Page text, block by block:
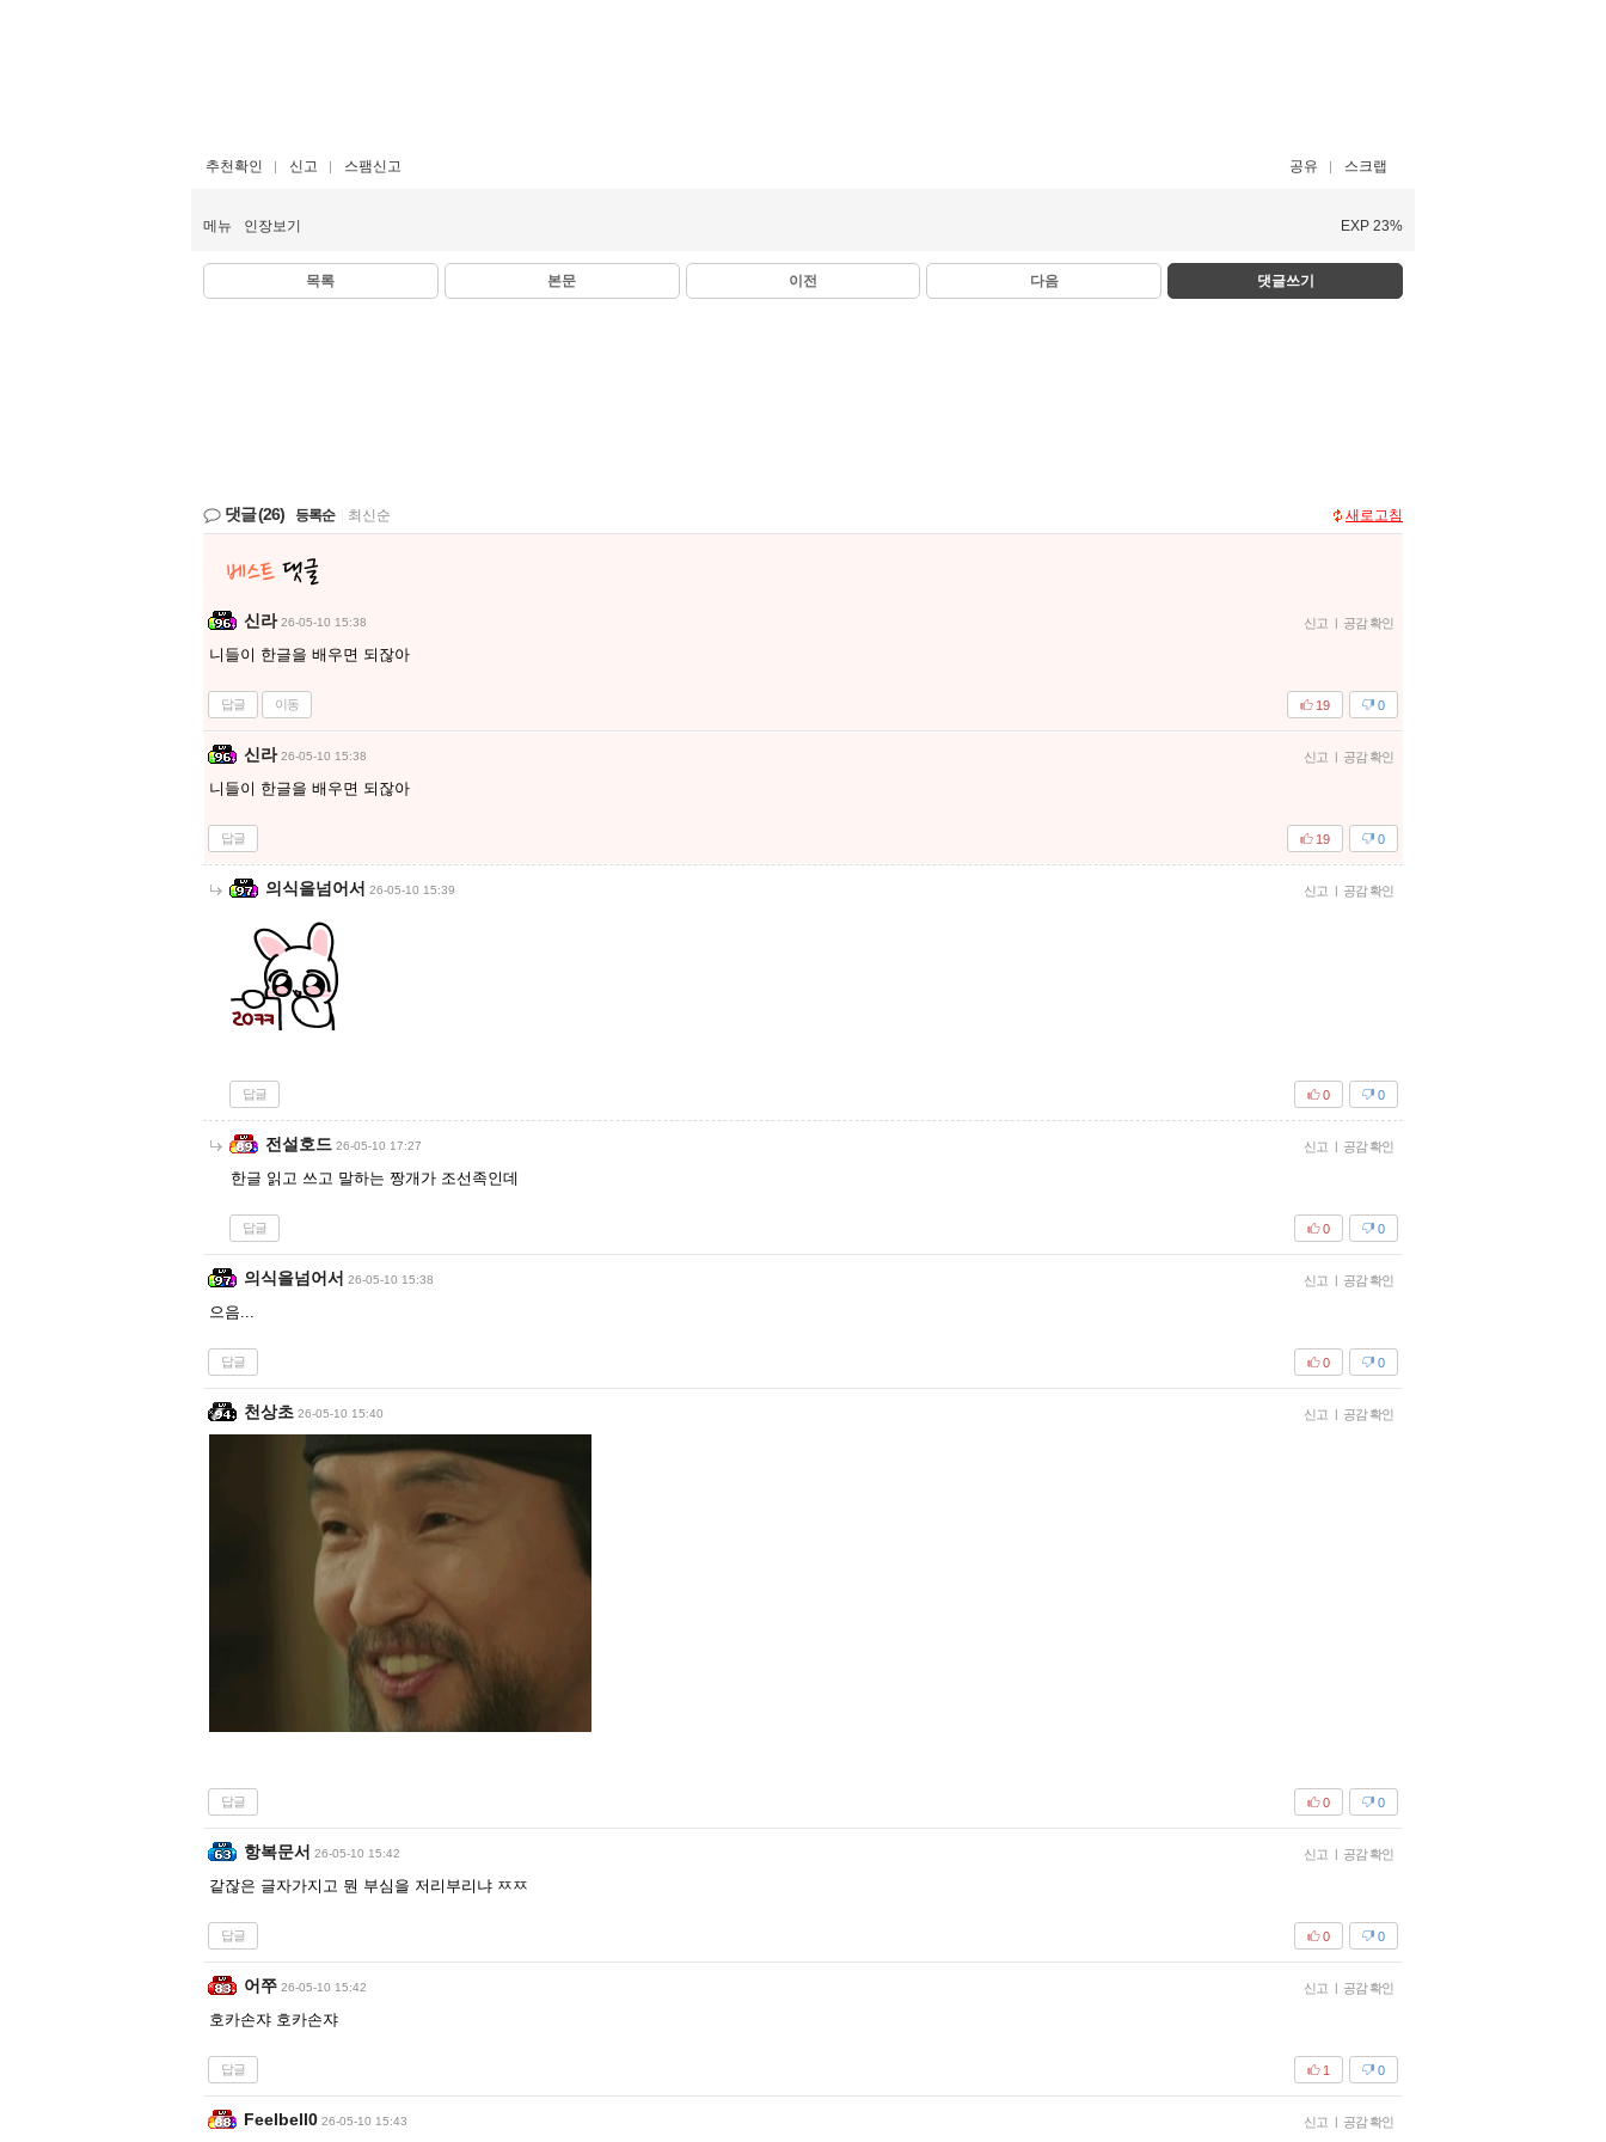
추천확인 신고 스팸신고 공유 스크랩
메뉴 인장보기 EXP 23%
목록 본문 이전 다음 댓글쓰기
댓글(26) 등록순 최신순 새로고침
신라 26-05-10 15:38 신고 | 공감 확인
니들이 한글을 배우면 되잖아
답글 이동 0
19
신라 26-05-10 15:38 신고 | 공감 확인
니들이 한글을 배우면 되잖아
답글 0
19
의식을넘어서 26-05-10 15:39 신고 | 공감 확인
답글 0
0
전설호드 26-05-10 17:27 신고 | 공감 확인
한글 읽고 쓰고 말하는 짱개가 조선족인데
답글 0
0
의식을넘어서 26-05-10 15:38 신고 | 공감 확인
으음...
답글 0
0
천상초 26-05-10 15:40 신고 | 공감 확인
답글 0
0
항복문서 26-05-10 15:42 신고 | 공감 확인
같잖은 글자가지고 뭔 부심을 저리부리냐 ㅉㅉ
답글 0
0
어쭈 26-05-10 15:42 신고 | 공감 확인
호카손쟈 호카손쟈
답글 0
1
Feelbell0 26-05-10 15:43 신고 | 공감 확인